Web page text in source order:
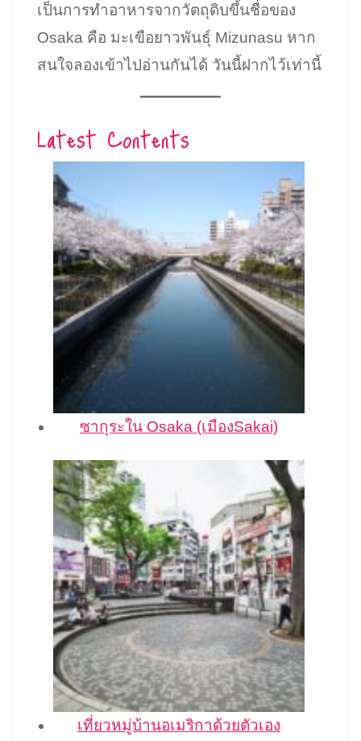
เป็นการทำอาหารจากวัตถุดิบขึ้นชื่อของ
Osaka คือ มะเขือยาวพันธุ์ Mizunasu หาก
สนใจลองเข้าไปอ่านกันได้ วันนี้ฝากไว้เท่านี้
Latest Contents
ซากุระใน Osaka (เมืองSakai)
เที่ยวหมู่บ้านอเมริกาด้วยตัวเอง